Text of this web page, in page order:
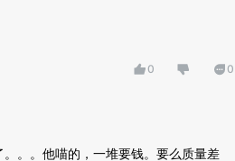
0 0
。。他喵的，一堆要钱。要么质量差